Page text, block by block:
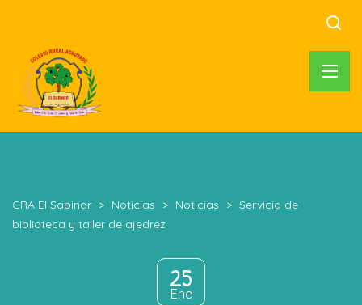
CRA El Sabinar > Noticias > Noticias > Servicio de
biblioteca y taller de ajedrez
25
Ene